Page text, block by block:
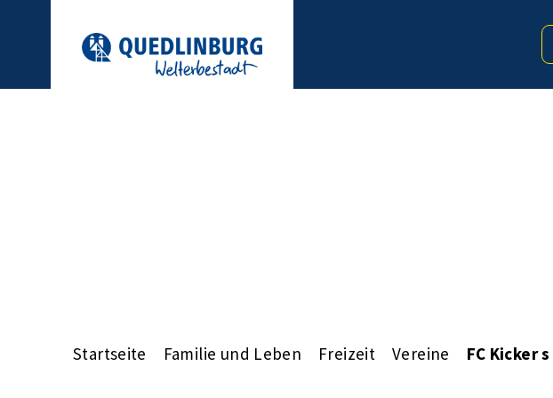
Startseite Familie und Leben Freizeit Vereine FC Kicker s